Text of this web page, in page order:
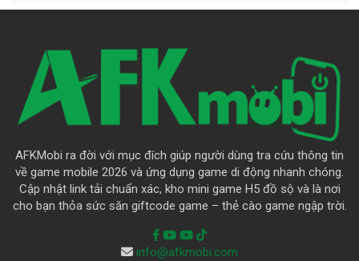
AFKMobi ra đời với mục đích giúp người dùng tra cứu thông tin
về game mobile 2026 và ứng dụng game di động nhanh chóng.
Cập nhật link tải chuẩn xác, kho mini game H5 đồ sộ và là nơi
cho bạn thỏa sức săn giftcode game – thẻ cào game ngập trời.
info@afkmobi.com